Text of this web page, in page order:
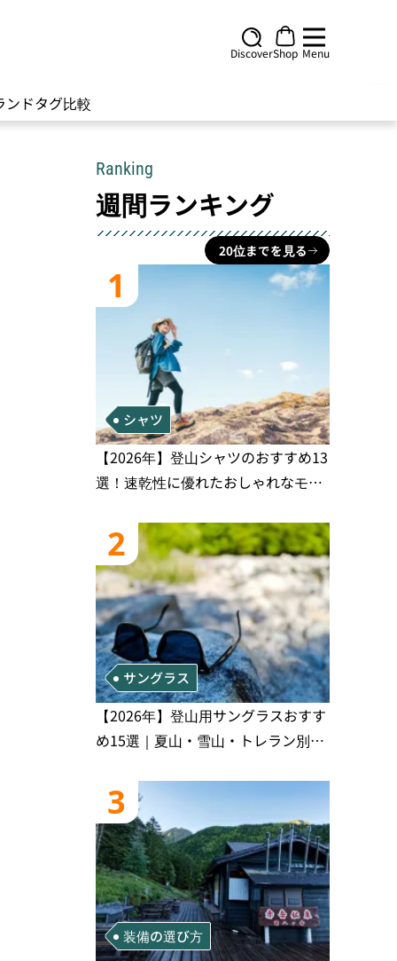
DiscoverShop Menu
ンドタグ比較
Ranking
週間ランキング
20位までを見る
1
シャツ
【2026年】登山シャツのおすすめ13
選！速乾性に優れたおしゃれなモデ
2
サングラス
【2026年】登山用サングラスおすす
め15選｜夏山・雪山・トレラン別、
3
装備の選び方